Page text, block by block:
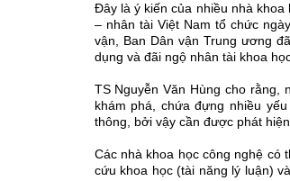
Đây là ý kiến của nhiều nhà khoa
– nhân tài Việt Nam tổ chức
vận, Ban Dân vận Trung ương
dụng và đãi ngộ nhân tài khoa
TS Nguyễn Văn Hùng cho rằng,
khám phá, chứa đựng nhiều
thông, bởi vậy cần được phát
Các nhà khoa học công nghệ có
cứu khoa học (tài năng lý luận)